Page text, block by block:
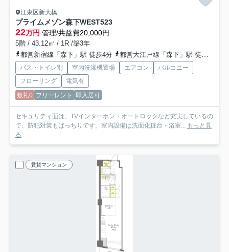
江東区新大橋
プライムメゾン森下WEST523
22万円 管理/共益費20,000円
5階 / 43.12㎡ / 1R /築3年
都営新宿線「森下」駅 徒歩4分
都営大江戸線「森下」駅 徒歩4分
バス・トイレ別 室内洗濯機置場 エアコン
バルコニー
フローリング
電気有
敷礼0 フリーレント 即入居可
セキュリティ面は、TVインターホン・オートロックなど充実しているの
で、防犯対策もばっちりです。室内設備は洗面化粧台・浴室... もっと見
る
賃貸マンション